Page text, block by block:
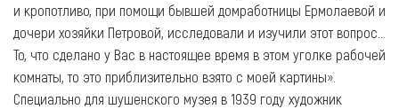
и кропотливо, при помощи бывшей домработницы Ермолаевой и
дочери хозяйки Петровой, исследовали и изучили этот вопрос…
То, что сделано у Вас в настоящее время в этом уголке рабочей
комнаты, то это приблизительно взято с моей картины».
Специально для шушенского музея в 1939 году художник